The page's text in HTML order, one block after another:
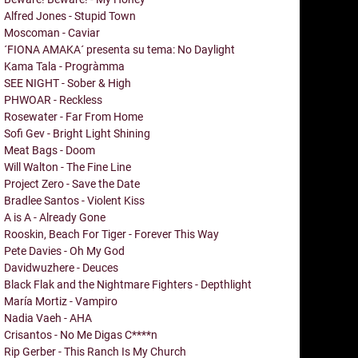
Alfred Jones - Stupid Town
Moscoman - Caviar
´FIONA AMAKA´ presenta su tema: No Daylight
Kama Tala - Progràmma
SEE NIGHT - Sober & High
PHWOAR - Reckless
Rosewater - Far From Home
Sofi Gev - Bright Light Shining
Meat Bags - Doom
Will Walton - The Fine Line
Project Zero - Save the Date
Bradlee Santos - Violent Kiss
A is A - Already Gone
Rooskin, Beach For Tiger - Forever This Way
Pete Davies - Oh My God
Davidwuzhere - Deuces
Black Flak and the Nightmare Fighters - Depthlight
María Mortiz - Vampiro
Nadia Vaeh - AHA
Crisantos - No Me Digas C****n
Rip Gerber - This Ranch Is My Church